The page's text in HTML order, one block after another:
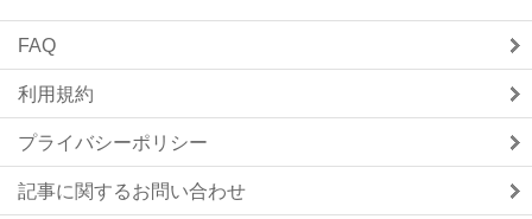
FAQ
利用規約
プライバシーポリシー
記事に関するお問い合わせ